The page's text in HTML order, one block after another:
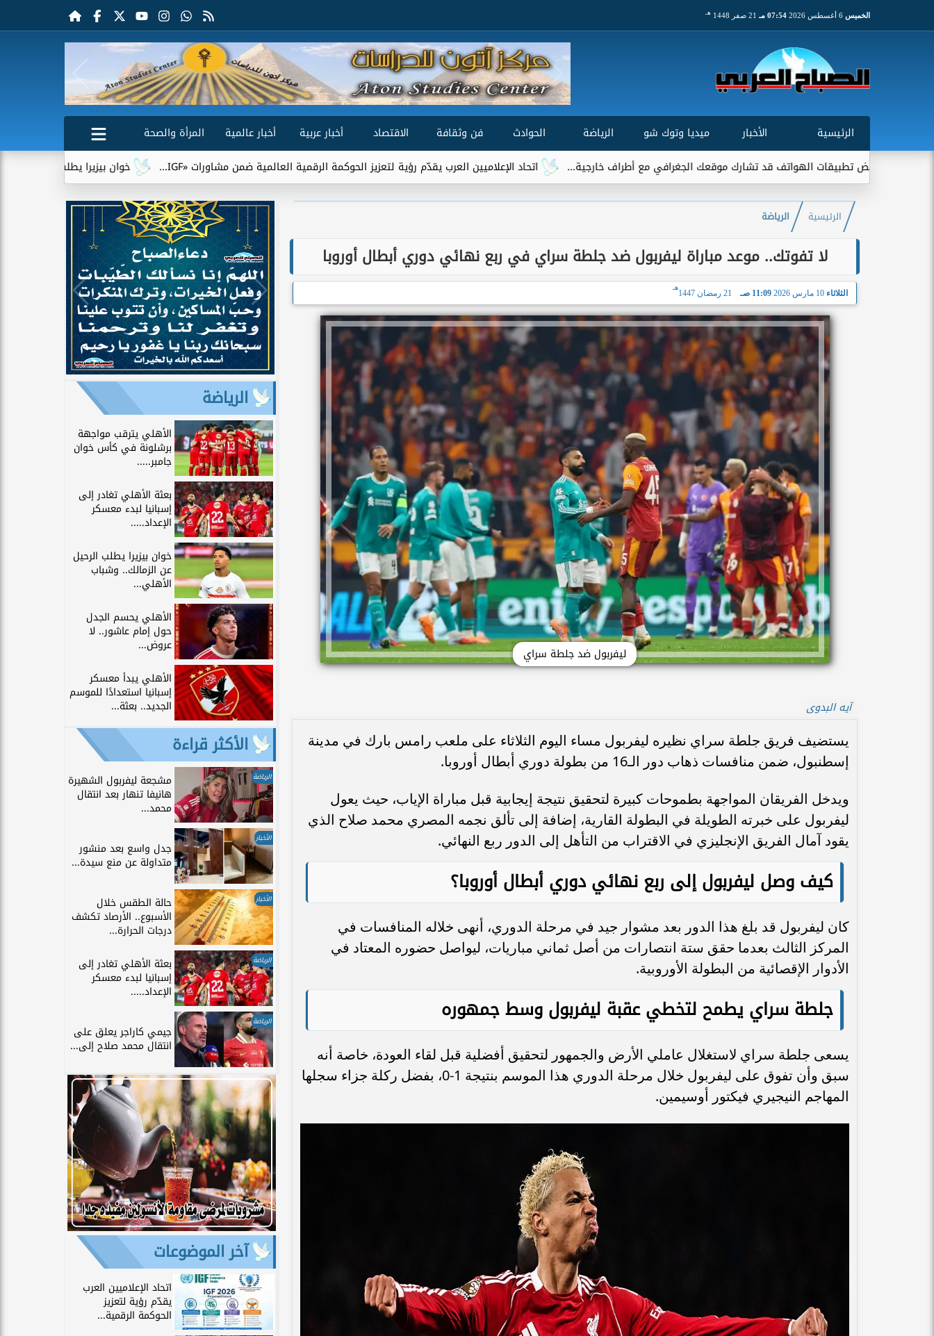
الخميس 07:54 مـ 21 صفر 1448 هـ
الرئيسية الأخبار ميديا وتوك شو الرياضة الحوادث فن وثقافة الاقتصاد أخبار عربية أخبار عالمية
المرأة والصحة
خوان بيزيرا يطلب الرحيل عن الزمالك.. وشباب
اتحاد الإعلاميين العرب يقدّم رؤية لتعزيز الحوكمة الرقمية العالمية ضمن مشاورات «IGF... الهواتف قد تشارك موقعك الجغرافي مع أطراف خارجية...
الرئيسية الرياضة
لا تفوتك.. موعد مباراة ليفربول ضد جلطة سراي في ربع نهائي دوري أبطال أوروبا
الثلاثاء 10 مارس 2026 11:09 صـ 21 رمضان 1447
هـ
ليفربول ضد جلطة سراي
آيه البدوى
يستضيف فريق جلطة سراي نظيره ليفربول مساء اليوم الثلاثاء على ملعب رامس بارك في مدينة
إسطنبول، ضمن منافسات ذهاب دور الـ16 من بطولة دوري أبطال أوروبا.
ويدخل الفريقان المواجهة بطموحات كبيرة لتحقيق نتيجة إيجابية قبل مباراة الإياب، حيث يعول
ليفربول على خبرته الطويلة في البطولة القارية، إضافة إلى تألق نجمه المصري محمد صلاح الذي
يقود آمال الفريق الإنجليزي في الاقتراب من التأهل إلى الدور ربع النهائي.
كيف وصل ليفربول إلى ربع نهائي دوري أبطال أوروبا؟
كان ليفربول قد بلغ هذا الدور بعد مشوار جيد في مرحلة الدوري، أنهى خلاله المنافسات في
المركز الثالث بعدما حقق ستة انتصارات من أصل ثماني مباريات، ليواصل حضوره المعتاد في
الأدوار الإقصائية من البطولة الأوروبية.
جلطة سراي يطمح لتخطي عقبة ليفربول وسط جمهوره
يسعى جلطة سراي لاستغلال عاملي الأرض والجمهور لتحقيق أفضلية قبل لقاء العودة، خاصة أنه
سبق وأن تفوق على ليفربول خلال مرحلة الدوري هذا الموسم بنتيجة 1-0، بفضل ركلة جزاء سجلها
المهاجم النيجيري فيكتور أوسيمين.
الرياضة
الأهلي يترقب مواجهة
برشلونة في كأس خوان
جامبر.....
بعثة الأهلي تغادر إلى
إسبانيا لبدء معسكر
الإعداد.....
خوان بيزيرا يطلب الرحيل
عن الزمالك.. وشباب
الأهلي...
الأهلي يحسم الجدل
حول إمام عاشور.. لا
عروض...
الأهلي يبدأ معسكر
إسبانيا استعدادًا للموسم
الجديد.. بعثة...
الأكثر قراءة
الرياضة مشجعة ليفربول الشهيرة
هانيفا تنهار بعد انتقال
محمد...
الأخبار
جدل واسع بعد منشور
متداولة عن منع سيدة...
الأخبار حالة الطقس خلال
الأسبوع.. الأرصاد تكشف
درجات الحرارة...
الرياضة بعثة الأهلي تغادر إلى
إسبانيا لبدء معسكر
الإعداد.....
الرياضة
جيمي كاراجر يعلق على
انتقال محمد صلاح إلى...
آخر الموضوعات
اتحاد الإعلاميين العرب
يقدّم رؤية لتعزيز
الحوكمة الرقمية...